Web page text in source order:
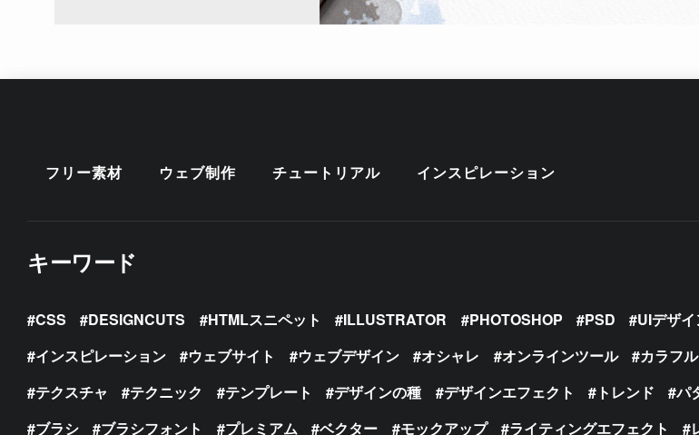
フリー素材 ウェブ制作 チュートリアル インスピレーション
キーワード
CSS DESIGNCUTS HTMLスニペット ILLUSTRATOR PHOTOSHOP PSD UIデザ
インスピレーション
ウェブサイト ウェブデザイン オシャレ オンラインツール カラフル
テクスチャ
テクニック テンプレート デザインの種 デザインエフェクト トレンド パ
ブラシ
ブラシフォント プレミアム ベクター モックアップ ライティングエフェクト